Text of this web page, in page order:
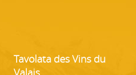
Tavolata des Vins du